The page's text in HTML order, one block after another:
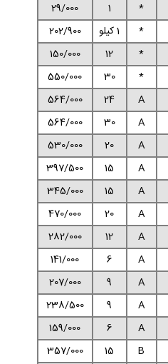
*
1
29/000
* 1 کیلو
202/900
*
12
150/000
*
30
550/000
A
24
564/000
A
30
564/000
A
20
530/000
A
15
397/500
A
15
345/000
A
20
470/000
A
12
282/000
A
6
141/000
A
9
207/000
A
9
238/500
A
6
159/000
B
15
357/000